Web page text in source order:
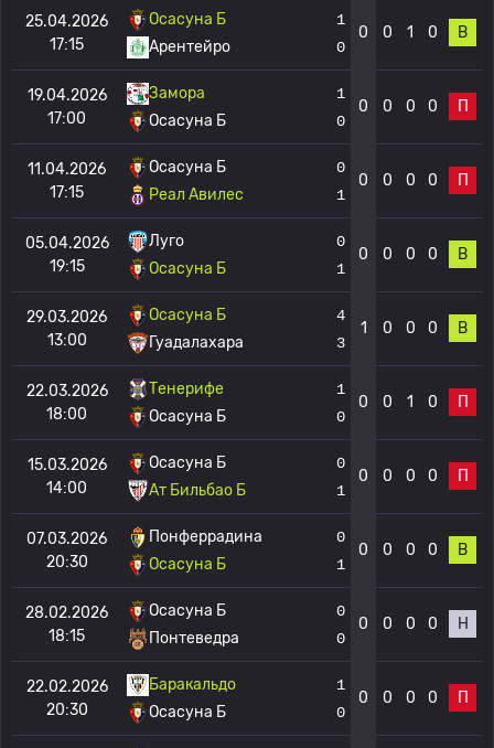
25.04.2026
17:15
Осасуна Б
Арентейро
1
0
0 0 1 0 В
19.04.2026
17:00
Замора
Осасуна Б
1
0
0 0 0 0 П
11.04.2026
17:15
Осасуна Б
Реал Авилес
0
1
0 0 0 0 П
05.04.2026
19:15
Луго
Осасуна Б
0
1
0 0 0 0 В
29.03.2026
13:00
Осасуна Б
Гуадалахара
4
3
1 0 0 0 В
22.03.2026
18:00
Тенерифе
Осасуна Б
1
0
0 0 1 0 П
15.03.2026
14:00
Осасуна Б
Ат Бильбао Б
0
1
0 0 0 0 П
07.03.2026
20:30
Понферрадина
Осасуна Б
0
1
0 0 0 0 В
28.02.2026
18:15
Осасуна Б
Понтеведра
0
0
0 0 0 0 Н
22.02.2026
20:30
Баракальдо
Осасуна Б
1
0
0 0 0 0 П